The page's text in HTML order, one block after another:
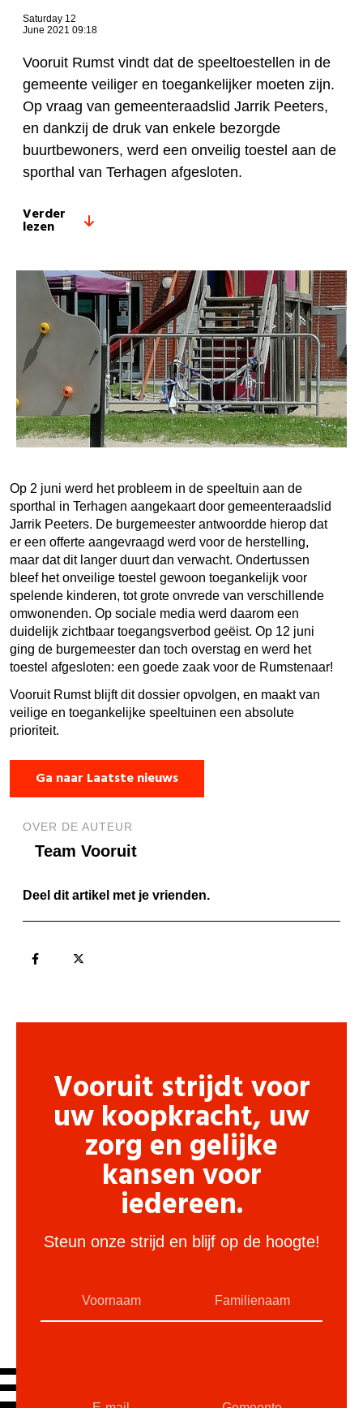
Saturday 12
June 2021 09:18
Vooruit Rumst vindt dat de speeltoestellen in de
gemeente veiliger en toegankelijker moeten zijn.
Op vraag van gemeenteraadslid Jarrik Peeters,
en dankzij de druk van enkele bezorgde
buurtbewoners, werd een onveilig toestel aan de
sporthal van Terhagen afgesloten.
Verder
lezen
Op 2 juni werd het probleem in de speeltuin aan de
sporthal in Terhagen aangekaart door gemeenteraadslid
Jarrik Peeters. De burgemeester antwoordde hierop dat
er een offerte aangevraagd werd voor de herstelling,
maar dat dit langer duurt dan verwacht. Ondertussen
bleef het onveilige toestel gewoon toegankelijk voor
spelende kinderen, tot grote onvrede van verschillende
omwonenden. Op sociale media werd daarom een
duidelijk zichtbaar toegangsverbod geëist. Op 12 juni
ging de burgemeester dan toch overstag en werd het
toestel afgesloten: een goede zaak voor de Rumstenaar!
Vooruit Rumst blijft dit dossier opvolgen, en maakt van
veilige en toegankelijke speeltuinen een absolute
prioriteit.
Ga naar Laatste nieuws
OVER DE AUTEUR
Team Vooruit
Deel dit artikel met je vrienden.
Vooruit strijdt voor
uw koopkracht, uw
zorg en gelijke
kansen voor
iedereen.
Steun onze strijd en blijf op de hoogte!